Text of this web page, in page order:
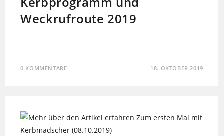
Weckrufroute 2019
0 KOMMENTARE 18. OKTOBER 2019